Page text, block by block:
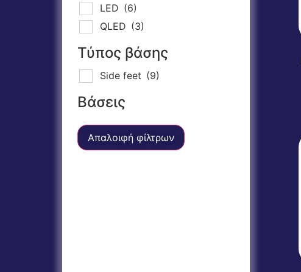
LED (6)
QLED (3)
Τύπος βάσης
Side feet (9)
Βάσεις